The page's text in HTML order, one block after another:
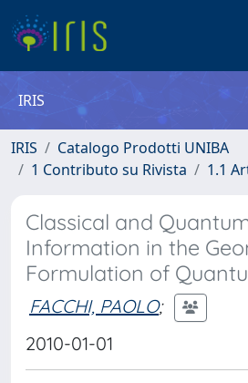
IRIS
IRIS
Catalogo Prodotti UNIBA
1 Contributo su Rivista
1.1
Classical and
Information in the
Formulation of
FACCHI, PAOLO;
2010-01-01